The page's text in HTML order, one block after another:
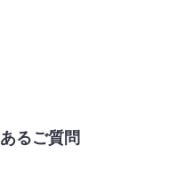
るご質問